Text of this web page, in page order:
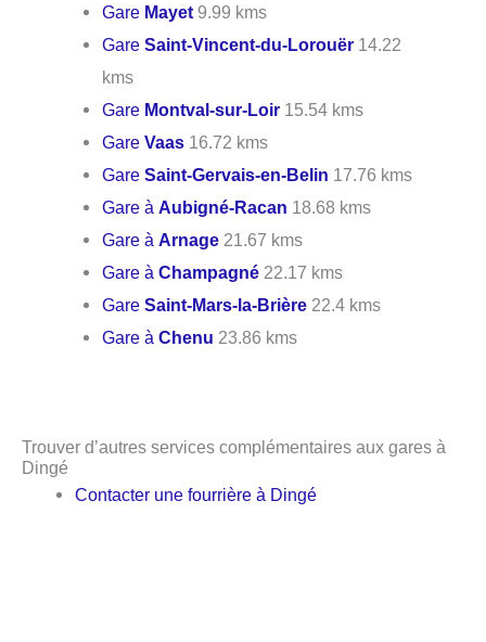
Gare Mayet 9.99 kms
GareSaint-Vincent-du-Lorouër 14.22
kms
Gare Montval-sur-Loir 15.54 kms
GareVaas 16.72 kms
GareSaint-Gervais-en-Belin 17.76 kms
Gare àAubigné-Racan 18.68 kms
Gare àArnage 21.67 kms
Gare àChampagné 22.17 kms
GareSaint-Mars-la-Brière 22.4 kms
Gare àChenu 23.86 kms
Trouver d’autres services complémentaires aux gares à
Dingé
Contacter une fourrière à Dingé